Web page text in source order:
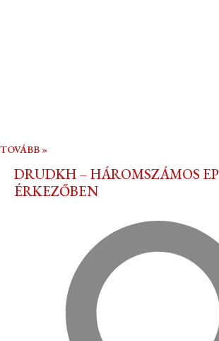
TOVÁBB »
DRUDKH – HÁROMSZÁMOS EP
ÉRKEZŐBEN